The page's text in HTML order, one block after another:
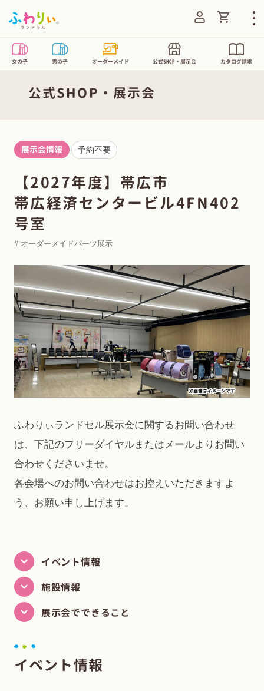
女の子 男の子 オーダーメイド 公式SHOP・展示会 カタログ請求
ログイン
公式SHOP・展示会
展示会情報 予約不要
【2027年度】帯広市
帯広経済センタービル4FN402
号室
# オーダーメイドパーツ展示
ふわりぃランドセル展示会に関するお問い合わせ
は、下記のフリーダイヤルまたはメールよりお問い
合わせくださいませ。
各会場へのお問い合わせはお控えいただきますよ
う、お願い申し上げます。
イベント情報
施設情報
展示会でできること
イベント情報